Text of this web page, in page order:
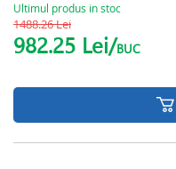
Ultimul produs in stoc
1488.26 Lei
982.25 Lei/BUC